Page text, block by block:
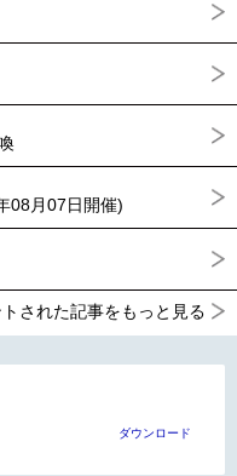
08月07日開催)
された記事をもっと見る
ダウンロード